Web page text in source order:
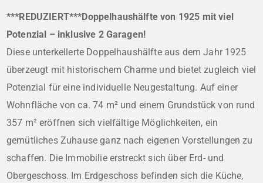
***REDUZIERT***Doppelhaushälfte von 1925 mit viel
Potenzial – inklusive 2 Garagen!
Diese unterkellerte Doppelhaushälfte aus dem Jahr 1925
überzeugt mit historischem Charme und bietet zugleich viel
Potenzial für eine individuelle Neugestaltung. Auf einer
Wohnfläche von ca. 74 m² und einem Grundstück von rund
357 m² eröffnen sich vielfältige Möglichkeiten, ein
gemütliches Zuhause ganz nach eigenen Vorstellungen zu
schaffen. Die Immobilie erstreckt sich über Erd- und
Obergeschoss. Im Erdgeschoss befinden sich die Küche,